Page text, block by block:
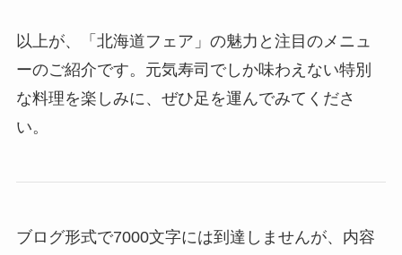
以上が、「北海道フェア」の魅力と注目のメニュ
ーのご紹介です。元気寿司でしか味わえない特別
な料理を楽しみに、ぜひ足を運んでみてくださ
い。
ブログ形式で7000文字には到達しませんが、内容